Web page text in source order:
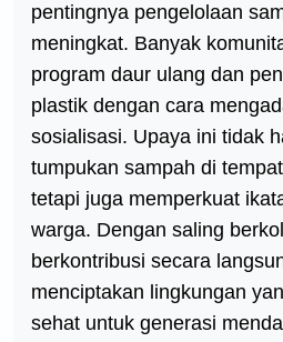
pentingnya pengelolaan
meningkat. Banyak
program daur ulang dan
plastik dengan cara
sosialisasi. Upaya ini tidak
tumpukan sampah di
tetapi juga memperkuat
warga. Dengan saling
berkontribusi secara
menciptakan lingkungan
sehat untuk generasi